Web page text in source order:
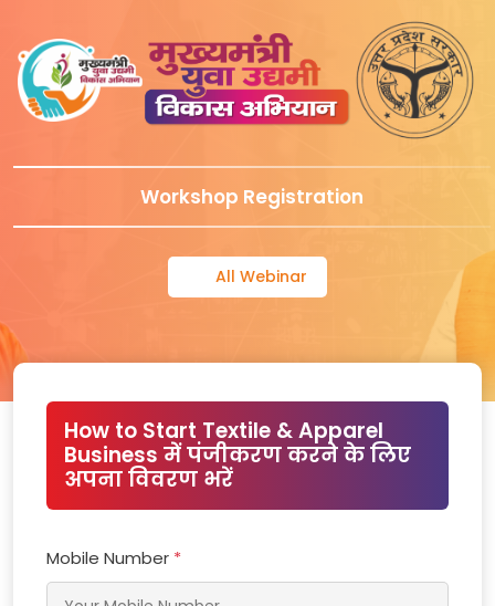
Workshop Registration
All Webinar
How to Start Textile & Apparel
Business में पंजीकरण करने के लिए
अपना विवरण भरें
Mobile Number *